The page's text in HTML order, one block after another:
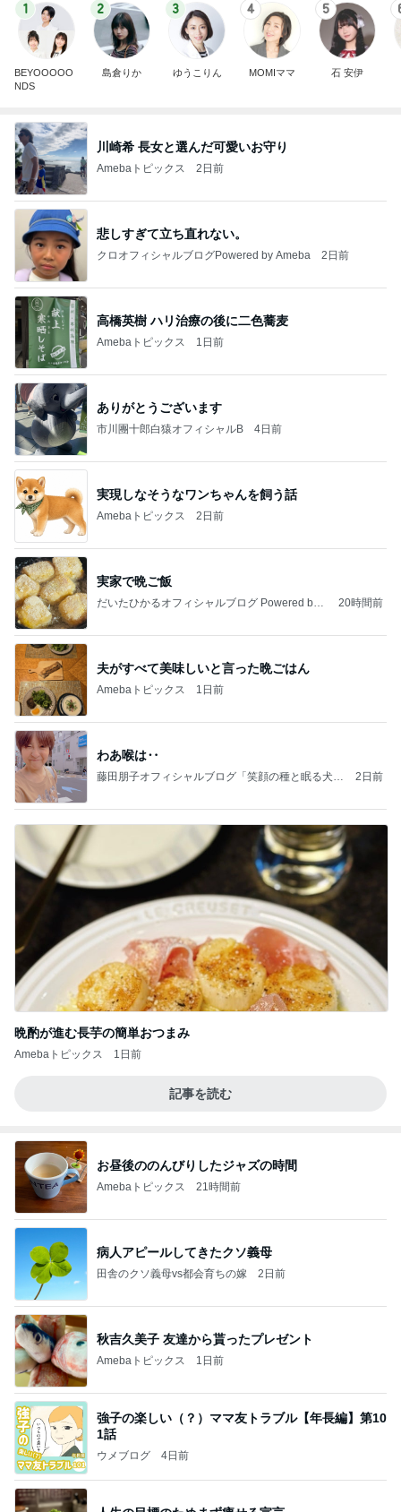
1
BEYOOOOO
NDS
2
島倉りか
3
ゆうこりん
4
MOMIママ
5
石 安伊
川崎希 長女と選んだ可愛いお守り
Amebaトピックス 2日前
悲しすぎて立ち直れない。
クロオフィシャルブログPowered by Ameba 2日前
高橋英樹 ハリ治療の後に二色蕎麦
Amebaトピックス 1日前
ありがとうございます
市川團十郎白猿オフィシャルB 4日前
実現しなそうなワンちゃんを飼う話
Amebaトピックス 2日前
実家で晩ご飯
だいたひかるオフィシャルブログ Powered by
20時間前
夫がすべて美味しいと言った晩ごはん
Amebaトピックス 1日前
わあ喉は‥
藤田朋子オフィシャルブログ「笑顔の種と眠る犬」
2日前
晩酌が進む長芋の簡単おつまみ
Amebaトピックス 1日前
記事を読む
お昼後ののんびりしたジャズの時間
Amebaトピックス 21時間前
病人アピールしてきたクソ義母
田舎のクソ義母vs都会育ちの嫁 2日前
秋吉久美子 友達から貰ったプレゼント
Amebaトピックス 1日前
強子の楽しい（？）ママ友トラブル【年長編】第10
1話
ウメブログ 4日前